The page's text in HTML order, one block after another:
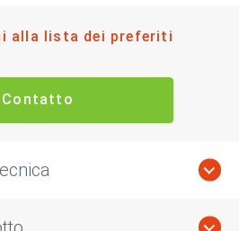
alla lista dei preferiti
Contatto